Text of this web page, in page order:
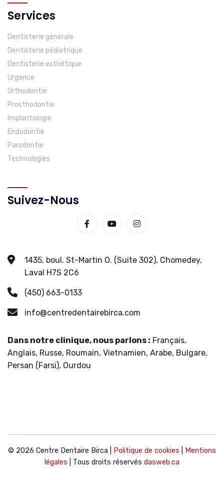
Services
Dentisterie générale
Dentisterie pédiatrique
Dentisterie esthétique
Urgence
Orthodontie
Prosthodontie
Implantologie
Endodontie
Parodontie
Technologies
Suivez-Nous
1435, boul. St-Martin O. (Suite 302), Chomedey,
Laval H7S 2C6
(450) 663-0133
info@centredentairebirca.com
Dans notre clinique, nous parlons : Français,
Anglais, Russe, Roumain, Vietnamien, Arabe, Bulgare,
Persan (Farsi), Ourdou
© 2026 Centre Dentaire Birca | Politique de cookies
Mentions
légales | Tous droits réservés dasweb.ca